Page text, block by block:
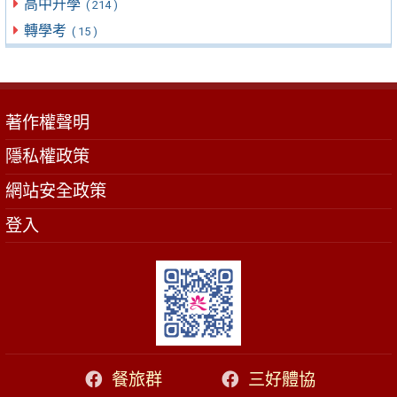
高中升學 ( 214 )
轉學考 ( 15 )
著作權聲明
隱私權政策
網站安全政策
登入
餐旅群 三好體協